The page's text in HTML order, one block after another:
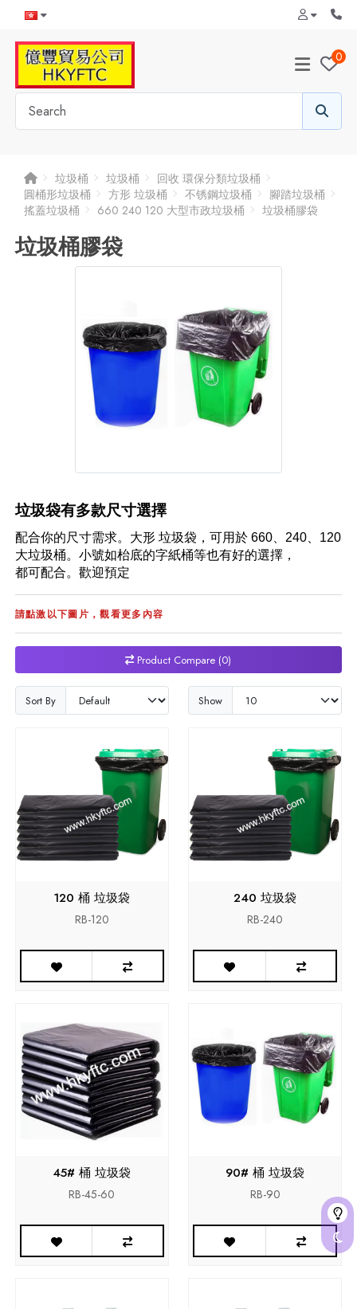
0
垃圾桶 垃圾桶
回收 環保分類垃圾桶
圓桶形垃圾桶
方形 垃圾桶 不锈鋼垃圾桶
腳踏垃圾桶
搖蓋垃圾桶
660 240 120 大型市政垃圾桶 垃圾桶膠袋
垃圾桶膠袋
垃圾袋有多款尺寸選擇
配合你的尺寸需求。大形 垃圾袋，可用於 660、 240、 120
大垃圾桶。小號如枱底的字紙桶等也有好的選擇，
都可配合。歡迎預定
請點激以下圖片，觀看更多內容
Product Compare (0)
Sort By Show
120 桶 垃圾袋
RB-120
240 垃圾袋
RB-240
45# 桶 垃圾袋
RB-45-60
90# 桶 垃圾袋
RB-90